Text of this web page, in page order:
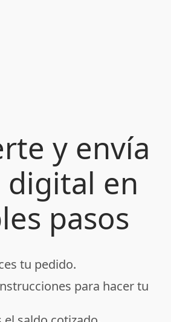
y envía
en
pasos
tu pedido.
para hacer tu